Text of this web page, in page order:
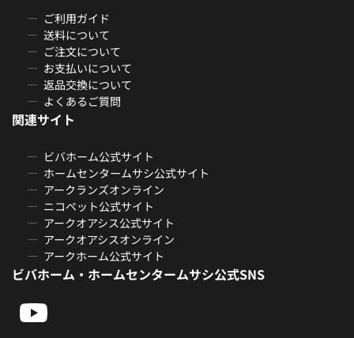
ご利用ガイド
送料について
ご注文について
お支払いについて
返品交換について
よくあるご質問
関連サイト
ビバホーム公式サイト
ホームセンタームサシ公式サイト
アークランズオンライン
ニコペット公式サイト
アークオアシス公式サイト
アークオアシスオンライン
アークホーム公式サイト
ビバホーム・ホームセンタームサシ公式SNS